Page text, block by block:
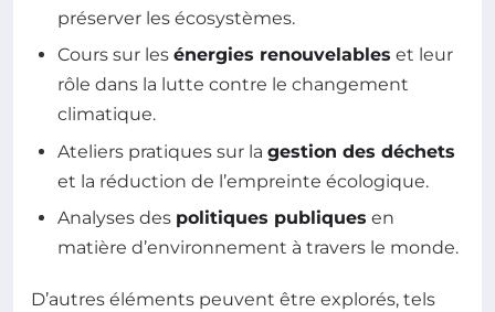
préserver les écosystèmes.
Cours sur les énergies renouvelables et leur
rôle dans la lutte contre le changement
climatique.
Ateliers pratiques sur la gestion des déchets
et la réduction de l’empreinte écologique.
Analyses des politiques publiques en
matière d’environnement à travers le monde.
D’autres éléments peuvent être explorés, tels